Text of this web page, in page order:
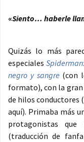
«Siento… haberle
Quizás lo más
especiales
negro y sangre (con
formato), con la gran
de hilos conductores
aquí). Primaba más
protagonistas
(traducción de